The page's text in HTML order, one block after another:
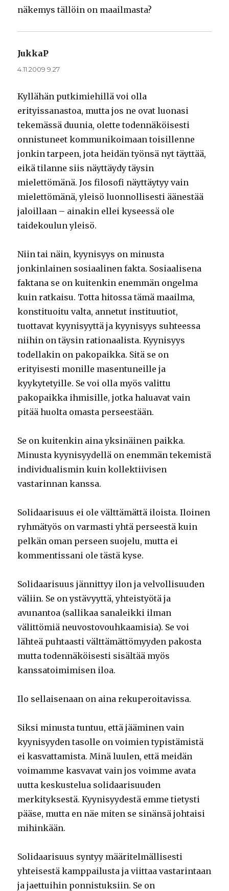
näkemys tällöin on maailmasta?
JukkaP
4.11.2009 9.27
Kyllähän putkimiehillä voi olla
erityissanastoa, mutta jos ne ovat luonasi
tekemässä duunia, olette todennäköisesti
onnistuneet kommunikoimaan toisillenne
jonkin tarpeen, jota heidän työnsä nyt täyttää,
eikä tilanne siis näyttäydy täysin
mielettömänä. Jos filosofi näyttäytyy vain
mielettömänä, yleisö luonnollisesti äänestää
jaloillaan – ainakin ellei kyseessä ole
taidekoulun yleisö.
Niin tai näin, kyynisyys on minusta
jonkinlainen sosiaalinen fakta. Sosiaalisena
faktana se on kuitenkin enemmän ongelma
kuin ratkaisu. Totta hitossa tämä maailma,
konstituoitu valta, annetut instituutiot,
tuottavat kyynisyyttä ja kyynisyys suhteessa
niihin on täysin rationaalista. Kyynisyys
todellakin on pakopaikka. Sitä se on
erityisesti monille masentuneille ja
kyykytetyille. Se voi olla myös valittu
pakopaikka ihmisille, jotka haluavat vain
pitää huolta omasta perseestään.
Se on kuitenkin aina yksinäinen paikka.
Minusta kyynisyydellä on enemmän tekemistä
individualismin kuin kollektiivisen
vastarinnan kanssa.
Solidaarisuus ei ole välttämättä iloista. Iloinen
ryhmätyös on varmasti yhtä perseestä kuin
pelkän oman perseen suojelu, mutta ei
kommentissani ole tästä kyse.
Solidaarisuus jännittyy ilon ja velvollisuuden
väliin. Se on ystävyyttä, yhteistyötä ja
avunantoa (sallikaa sanaleikki ilman
välittömiä neuvostovouhkaamisia). Se voi
lähteä puhtaasti välttämättömyyden pakosta
mutta todennäköisesti sisältää myös
kanssatoimimisen iloa.
Ilo sellaisenaan on aina rekuperoitavissa.
Siksi minusta tuntuu, että jääminen vain
kyynisyyden tasolle on voimien typistämistä
ei kasvattamista. Minä luulen, että meidän
voimamme kasvavat vain jos voimme avata
uutta keskustelua solidaarisuuden
merkityksestä. Kyynisyydestä emme tietysti
pääse, mutta en näe miten se sinänsä johtaisi
mihinkään.
Solidaarisuus syntyy määritelmällisesti
yhteisestä kamppailusta ja viittaa vastarintaan
ja jaettuihin ponnistuksiin. Se on